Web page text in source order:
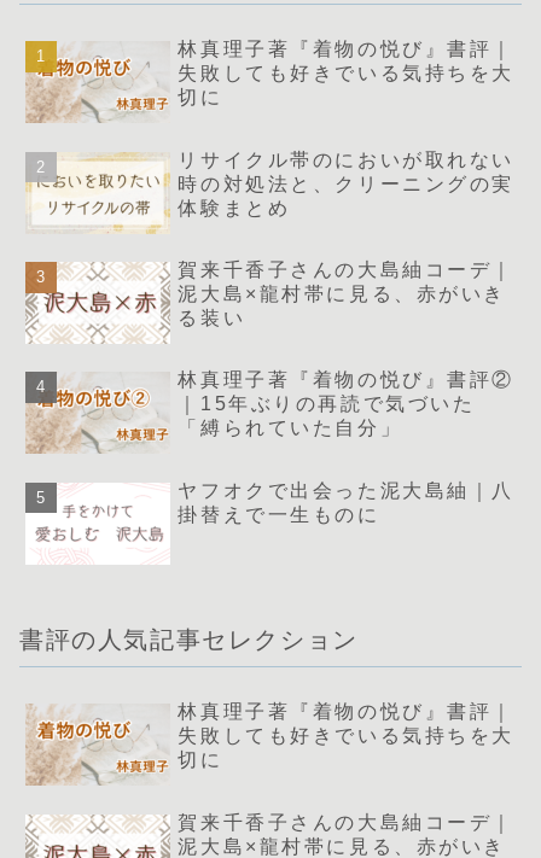
林真理子著『着物の悦び』書評｜
失敗しても好きでいる気持ちを大
切に
リサイクル帯のにおいが取れない
時の対処法と、クリーニングの実
体験まとめ
賀来千香子さんの大島紬コーデ｜
泥大島×龍村帯に見る、赤がいき
る装い
林真理子著『着物の悦び』書評②
｜15年ぶりの再読で気づいた
「縛られていた自分」
ヤフオクで出会った泥大島紬｜八
掛替えで一生ものに
書評の人気記事セレクション
林真理子著『着物の悦び』書評｜
失敗しても好きでいる気持ちを大
切に
賀来千香子さんの大島紬コーデ｜
泥大島×龍村帯に見る、赤がいき